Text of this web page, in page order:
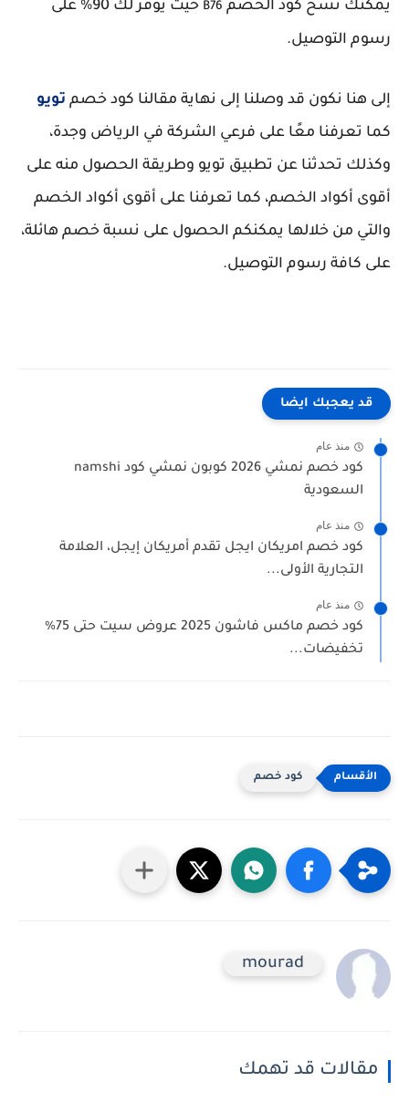
يمكنك نسخ كود الخصم B76 حيث يوفر لك 90% على
رسوم التوصيل.
إلى هنا نكون قد وصلنا إلى نهاية مقالنا كود خصم تويو
كما تعرفنا معًا على فرعي الشركة في الرياض وجدة،
وكذلك تحدثنا عن تطبيق تويو وطريقة الحصول منه على
أقوى أكواد الخصم، كما تعرفنا على أقوى أكواد الخصم
والتي من خلالها يمكنكم الحصول على نسبة خصم هائلة،
على كافة رسوم التوصيل.
قد يعجبك ايضا
منذ عام
كود خصم نمشي 2026 كوبون نمشي كود namshi
السعودية
منذ عام
كود خصم امريكان ايجل تقدم أمريكان إيجل، العلامة
التجارية الأولى...
منذ عام
كود خصم ماكس فاشون 2025 عروض سيت حتى 75%
تخفيضات...
كود خصم
mourad
مقالات قد تهمك